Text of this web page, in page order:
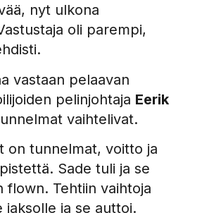
nyt ulkona
oli parempi,
vastaan pelaavan
pelinjohtaja Eerik
vaihtelivat.
on tunnelmat, voitto ja
Sade tuli ja se
flown. Tehtiin vaihtoja
jaksolle ja se auttoi.